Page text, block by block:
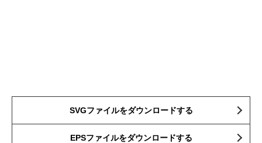
SVGファイルをダウンロードする
EPSファイルをダウンロードする